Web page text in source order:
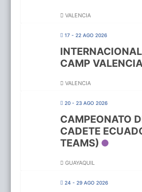
VALENCIA
17 - 22 AGO 2026
CAMP
VALENCIA
20 - 23 AGO 2026
CAMPEONATO
CADETE
TEAMS)
GUAYAQUIL
24 - 29 AGO 2026